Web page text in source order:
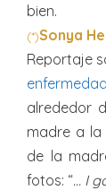
bien.
(*)Sonya
Reportaje
alrededor
madre a la
de la
fotos: “… I